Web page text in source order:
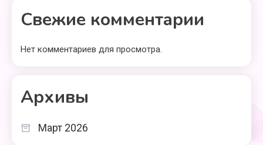
Свежие комментарии
Нет комментариев для просмотра.
Архивы
Март 2026